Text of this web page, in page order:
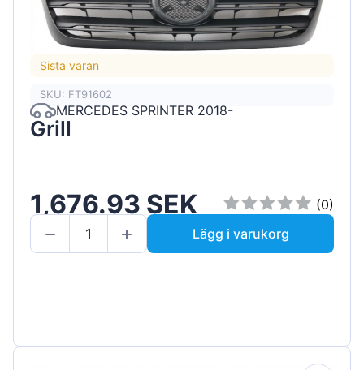
Sista varan
SKU: FT91602
MERCEDES SPRINTER 2018-
Grill
1,676.93 SEK
(0)
Lägg i varukorg